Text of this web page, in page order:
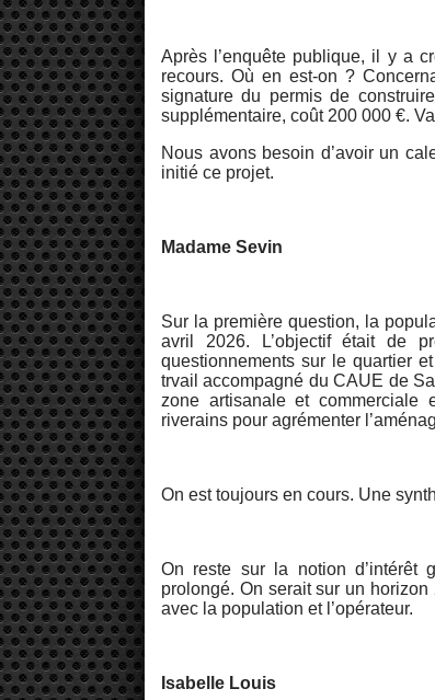
Après l’enquête publique, il y a
recours. Où en est-on ?
signature du permis de
supplémentaire, coût 200 000 €.
Nous avons besoin d’avoir un
initié ce projet.
Madame Sevin
Sur la première question, la
avril 2026. L’objectif était de
questionnements sur le quartier
trvail accompagné du CAUE de
zone artisanale et commerciale
riverains pour agrémenter
On est toujours en cours. Une
On reste sur la notion d’intérêt
prolongé. On serait sur un
avec la population et l’opérateur.
Isabelle Louis